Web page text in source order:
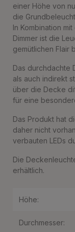
einer Höhe von
die
In Kombination
Dimmer ist die
gemütlichen Flair
Das durchdachte
als auch indirekt
über die Decke
für eine
Das Produkt hat
daher nicht
verbauten LEDs
Die
erhältlich.
Höhe:
Durchmesser: